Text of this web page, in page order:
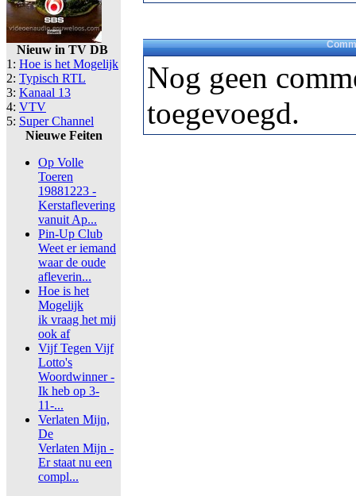
Nieuw in TV DB
1: Hoe is het Mogelijk
2: Typisch RTL
3: Kanaal 13
4: VTV
5: Super Channel
Nieuwe Feiten
Op Volle
Toeren
19881223 -
Kerstaflevering
vanuit Ap...
Pin-Up Club
Weet er iemand
waar de oude
afleverin...
Hoe is het
Mogelijk
ik vraag het mij
ook af
Vijf Tegen Vijf
Lotto's
Woordwinner -
Ik heb op 3-
11-...
Verlaten Mijn,
De
Verlaten Mijn -
Er staat nu een
compl...
Nog geen
toegevoegd.